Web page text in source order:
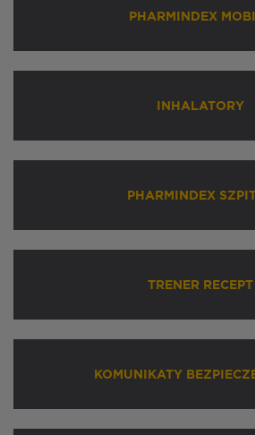
PHARMINDEX
INHALATORY
PHARMINDEX
TRENER RECEPT
KOMUNIKATY